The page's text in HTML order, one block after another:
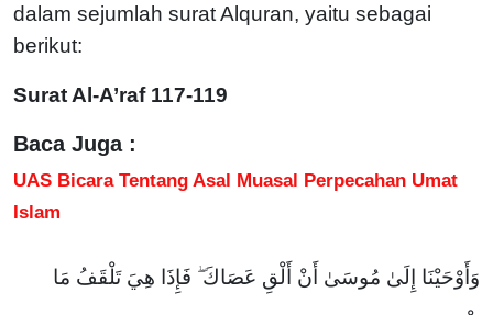
dalam sejumlah surat Alquran, yaitu sebagai
berikut:
Surat Al-A’raf 117-119
Baca Juga :
UAS Bicara Tentang Asal Muasal Perpecahan Umat
Islam
وَأَوْحَيْنَا إِلَىٰ مُوسَىٰ أَنْ أَلْقِ عَصَاكَ ۖ فَإِذَا هِيَ تَلْقَفُ مَا